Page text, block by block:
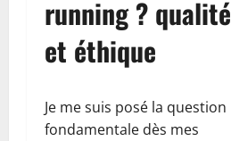
running ? qualité
et éthique
Je me suis posé la question
fondamentale dès mes